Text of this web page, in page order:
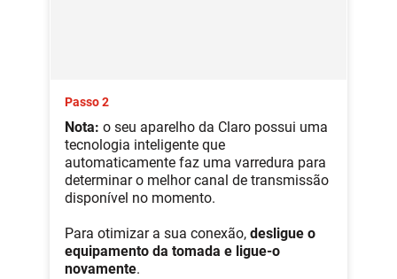
Passo 2
Nota: o seu aparelho da Claro possui uma
tecnologia inteligente que
automaticamente faz uma varredura para
determinar o melhor canal de transmissão
disponível no momento.
Para otimizar a sua conexão, desligue o
equipamento da tomada e ligue-o
novamente.